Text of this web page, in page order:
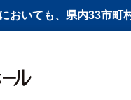
おいても、県内33市町